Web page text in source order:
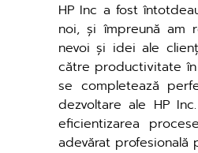
HP Inc a fost
noi, și împreună am
nevoi și idei ale
către productivitate
se completează
dezvoltare ale HP
eficientizarea
adevărat profesională